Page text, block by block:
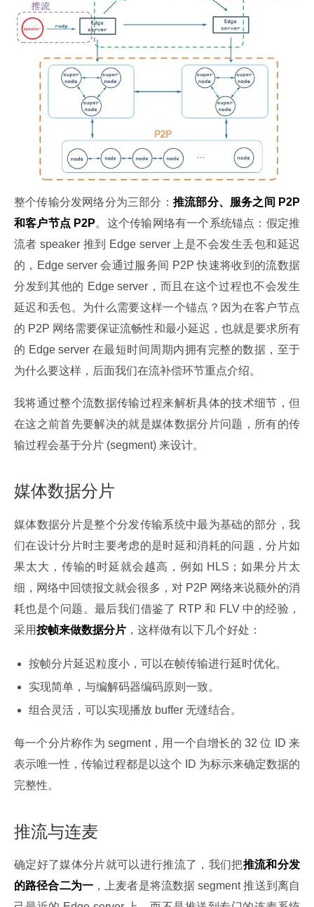
整个传输分发网络分为三部分： 推流部分、服务之间 P2P
和客户节点 P2P。这个传输网络有一个系统锚点：假定推
流者 speaker 推到 Edge server 上是不会发生丢包和延迟
的，Edge server 会通过服务间 P2P 快速将收到的流数据
分发到其他的 Edge server，而且在这个过程也不会发生
延迟和丢包。为什么需要这样一个锚点？因为在客户节点
的 P2P 网络需要保证流畅性和最小延迟，也就是要求所有
的 Edge server 在最短时间周期内拥有完整的数据，至于
为什么要这样，后面我们在流补偿环节重点介绍。
我将通过整个流数据传输过程来解析具体的技术细节，但
在这之前首先要解决的就是媒体数据分片问题，所有的传
输过程会基于分片 (segment) 来设计。
媒体数据分片
媒体数据分片是整个分发传输系统中最为基础的部分，我
们在设计分片时主要考虑的是时延和消耗的问题，分片如
果太大，传输的时延就会越高，例如 HLS；如果分片太
细，网络中回馈报文就会很多，对 P2P 网络来说额外的消
耗也是个问题。最后我们借鉴了 RTP 和 FLV 中的经验，
采用按帧来做数据分片 ，这样做有以下几个好处：
按帧分片延迟粒度小，可以在帧传输进行延时优化。
实现简单，与编解码器编码原则一致。
组合灵活，可以实现播放 buffer 无缝结合。
每一个分片称作为 segment，用一个自增长的 32 位 ID 来
表示唯一性，传输过程都是以这个 ID 为标示来确定数据的
完整性。
推流与连麦
确定好了媒体分片就可以进行推流了，我们把推流和分发
的路径合二为一，上麦者是将流数据 segment 推送到离自